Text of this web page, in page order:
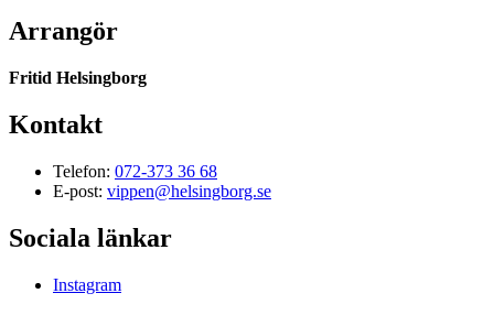
Arrangör
Fritid Helsingborg
Kontakt
Telefon: 072-373 36 68
E-post: vippen@helsingborg.se
Sociala länkar
Instagram